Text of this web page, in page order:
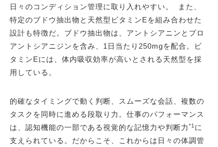
日々のコンディション管理に取り入れやすい。 また、
特定のブドウ抽出物と天然型ビタミンEを組み合わせた
設計も特徴だ。ブドウ抽出物は、アントシアニンとプロ
アントシアニジンを含み、1日当たり250mgを配合。ビ
タミンEには、体内吸収効率が高いとされる天然型を採
用している。
的確なタイミングで動く判断、スムーズな会話、複数の
タスクを同時に進める段取り力。仕事のパフォーマンス
は、認知機能の一部である視覚的な記憶力や判断力 *1 に
支えられている。だからこそ、これからは日々の体調管